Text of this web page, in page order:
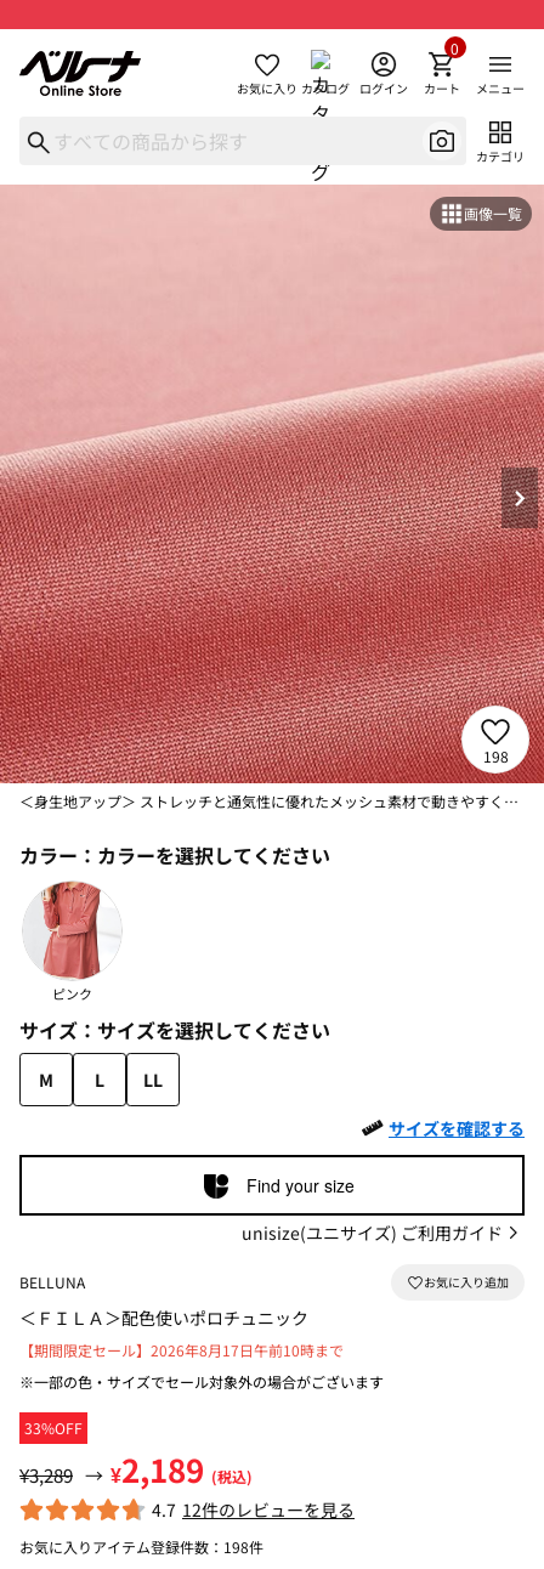
お気に入り カタログ ログイン カート
0
メニュー
カテゴリ
画像一覧
198
＜身生地アップ＞ ストレッチと通気性に優れたメッシュ素材で動きやすく快適。
カラー： カラーを選択してください
ピンク
サイズ： サイズを選択してください
M L
LL
サイズを確認する
Find your size
unisize(ユニサイズ) ご利用ガイド
BELLUNA
＜ＦＩＬＡ＞配色使いポロチュニック
33%OFF
【期間限定セール】2026年8月17日午前10時まで
※一部の色・サイズでセール対象外の場合がございます
¥3,289 → ¥2,189 (税込)
4.7 12件のレビューを見る
お気に入りアイテム登録件数： 198件